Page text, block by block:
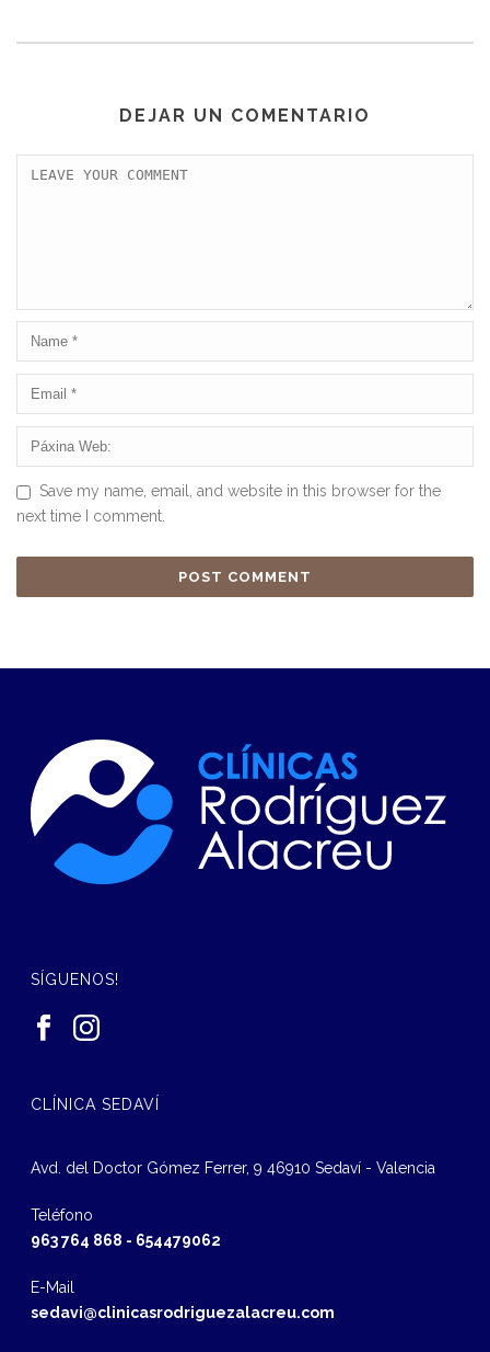
DEJAR UN COMENTARIO
Save my name, email, and website in this browser for the
next time I comment.
SÍGUENOS!
CLÍNICA SEDAVÍ
Avd. del Doctor Gómez Ferrer, 9 46910 Sedaví - Valencia
Teléfono
963 764 868 - 654479062
E-Mail
sedavi@clinicasrodriguezalacreu.com